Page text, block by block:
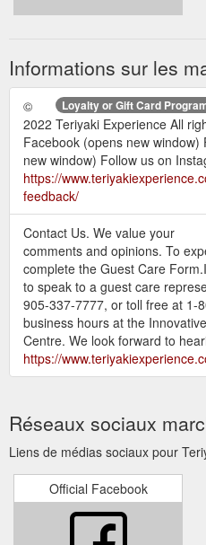
Informations sur les
Loyalty or Gift Card
©
2022 Teriyaki Experience All
Facebook (opens new
new window) Follow us on
https://
feedback/
Contact Us. We value your
comments and opinions. To
complete the Guest Care
to speak to a guest care
905-337-7777, or toll free at 1-
business hours at the
Centre. We look forward to
https://
Réseaux sociaux
Liens de médias sociaux pour
Official Facebook